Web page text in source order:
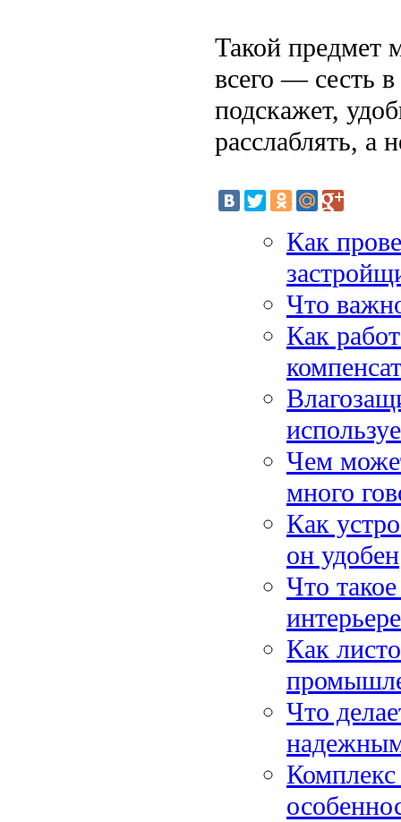
Такой предмет
всего — сесть
подскажет,
расслаблять, а
Как
Что
Как
Чем
много
Как
он удобен
Что
интерьере
Как
Что
Комплекс